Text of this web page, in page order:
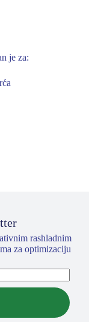
je za:
rashladnim
za optimizaciju